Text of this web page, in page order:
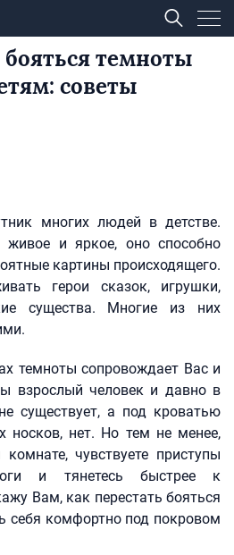
бояться темноты
советы
многих людей в детстве.
живое и яркое, оно способно
картины происходящего.
герои сказок, игрушки,
существа. Многие из них
темноты сопровождает Вас и
взрослый человек и давно в
существует, а под кроватью
носков, нет. Но тем не менее,
чувствуете приступы
и тянетесь быстрее к
Вам, как перестать бояться
себя комфортно под покровом